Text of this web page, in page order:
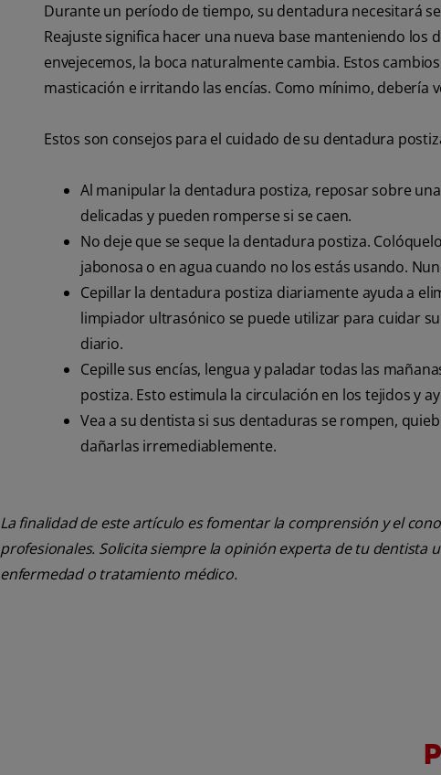
Durante un período de tiempo, su dentadura necesitará
Reajuste significa hacer una nueva base manteniendo
envejecemos, la boca naturalmente cambia. Estos
masticación e irritando las encías. Como mínimo, debería
Estos son consejos para el cuidado de su dentadura
Al manipular la dentadura postiza, reposar sobre
delicadas y pueden romperse si se caen.
No deje que se seque la dentadura postiza.
jabonosa o en agua cuando no los estás usando.
Cepillar la dentadura postiza diariamente ayuda a
limpiador ultrasónico se puede utilizar para cuidar
diario.
Cepille sus encías, lengua y paladar todas las
postiza. Esto estimula la circulación en los tejidos y
Vea a su dentista si sus dentaduras se rompen,
dañarlas irremediablemente.
La finalidad de este artículo es fomentar la comprensión y el
profesionales. Solicita siempre la opinión experta de tu dentista
enfermedad o tratamiento médico.